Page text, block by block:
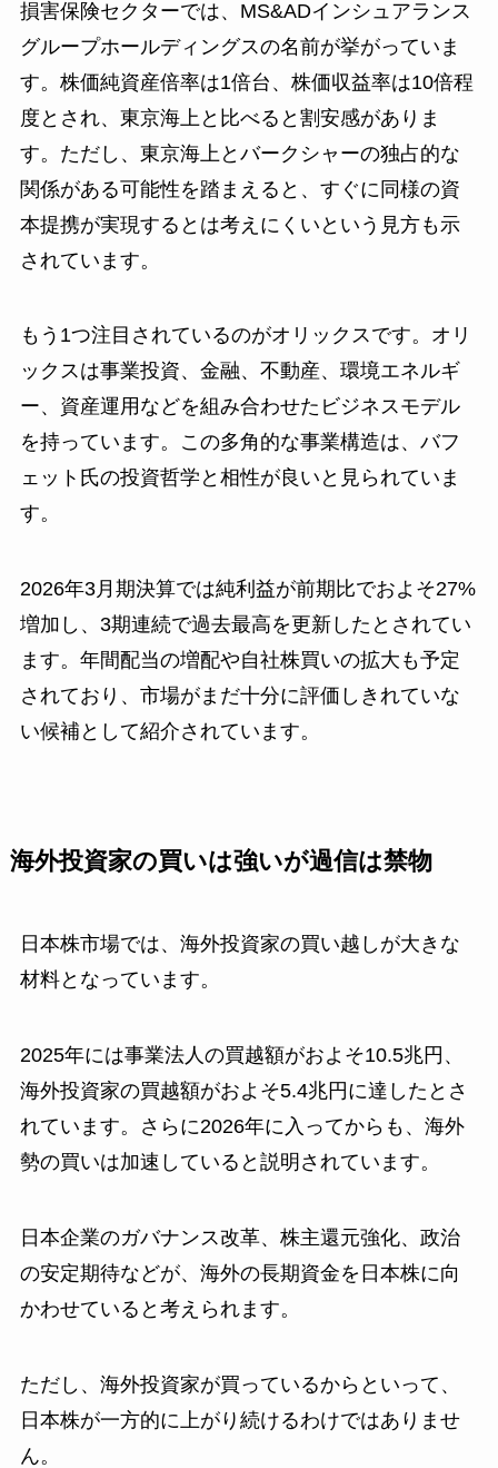
損害保険セクターでは、MS&ADインシュアランス
グループホールディングスの名前が挙がっていま
す。株価純資産倍率は1倍台、株価収益率は10倍程
度とされ、東京海上と比べると割安感がありま
す。ただし、東京海上とバークシャーの独占的な
関係がある可能性を踏まえると、すぐに同様の資
本提携が実現するとは考えにくいという見方も示
されています。
もう1つ注目されているのがオリックスです。オリ
ックスは事業投資、金融、不動産、環境エネルギ
ー、資産運用などを組み合わせたビジネスモデル
を持っています。この多角的な事業構造は、バフ
ェット氏の投資哲学と相性が良いと見られていま
す。
2026年3月期決算では純利益が前期比でおよそ27%
増加し、3期連続で過去最高を更新したとされてい
ます。年間配当の増配や自社株買いの拡大も予定
されており、市場がまだ十分に評価しきれていな
い候補として紹介されています。
海外投資家の買いは強いが過信は禁物
日本株市場では、海外投資家の買い越しが大きな
材料となっています。
2025年には事業法人の買越額がおよそ10.5兆円、
海外投資家の買越額がおよそ5.4兆円に達したとさ
れています。さらに2026年に入ってからも、海外
勢の買いは加速していると説明されています。
日本企業のガバナンス改革、株主還元強化、政治
の安定期待などが、海外の長期資金を日本株に向
かわせていると考えられます。
ただし、海外投資家が買っているからといって、
日本株が一方的に上がり続けるわけではありませ
ん。